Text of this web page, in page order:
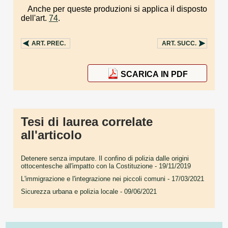
Anche per queste produzioni si applica il disposto
dell'art. 74.
ART. PREC. ART. SUCC.
SCARICA IN PDF
Tesi di laurea correlate
all'articolo
Detenere senza imputare. Il confino di polizia dalle origini
ottocentesche all'impatto con la Costituzione - 19/11/2019
L'immigrazione e l'integrazione nei piccoli comuni - 17/03/2021
Sicurezza urbana e polizia locale - 09/06/2021